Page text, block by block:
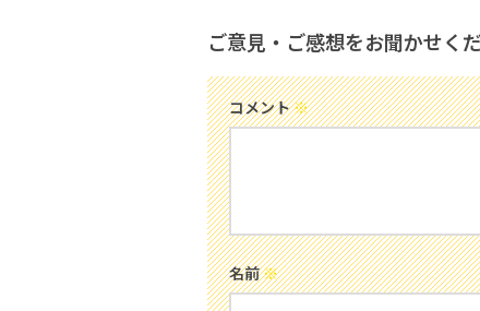
ご意見・ご感想をお聞かせく
コメント※
名前※